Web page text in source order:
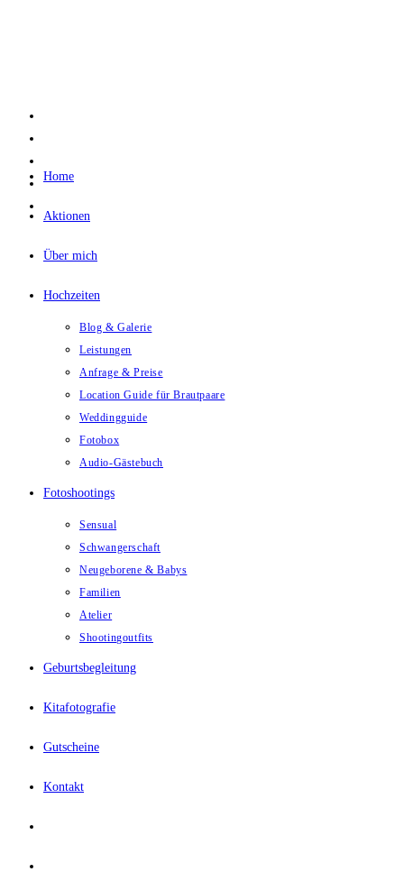
Home
Aktionen
Über mich
Hochzeiten
Blog & Galerie
Leistungen
Anfrage & Preise
Location Guide für Brautpaare
Weddingguide
Fotobox
Audio-Gästebuch
Fotoshootings
Sensual
Schwangerschaft
Neugeborene & Babys
Familien
Atelier
Shootingoutfits
Geburtsbegleitung
Kitafotografie
Gutscheine
Kontakt